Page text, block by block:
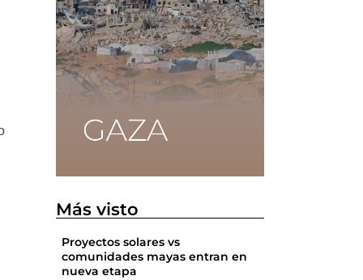
Más visto
Proyectos solares vs
comunidades mayas entran en
nueva etapa